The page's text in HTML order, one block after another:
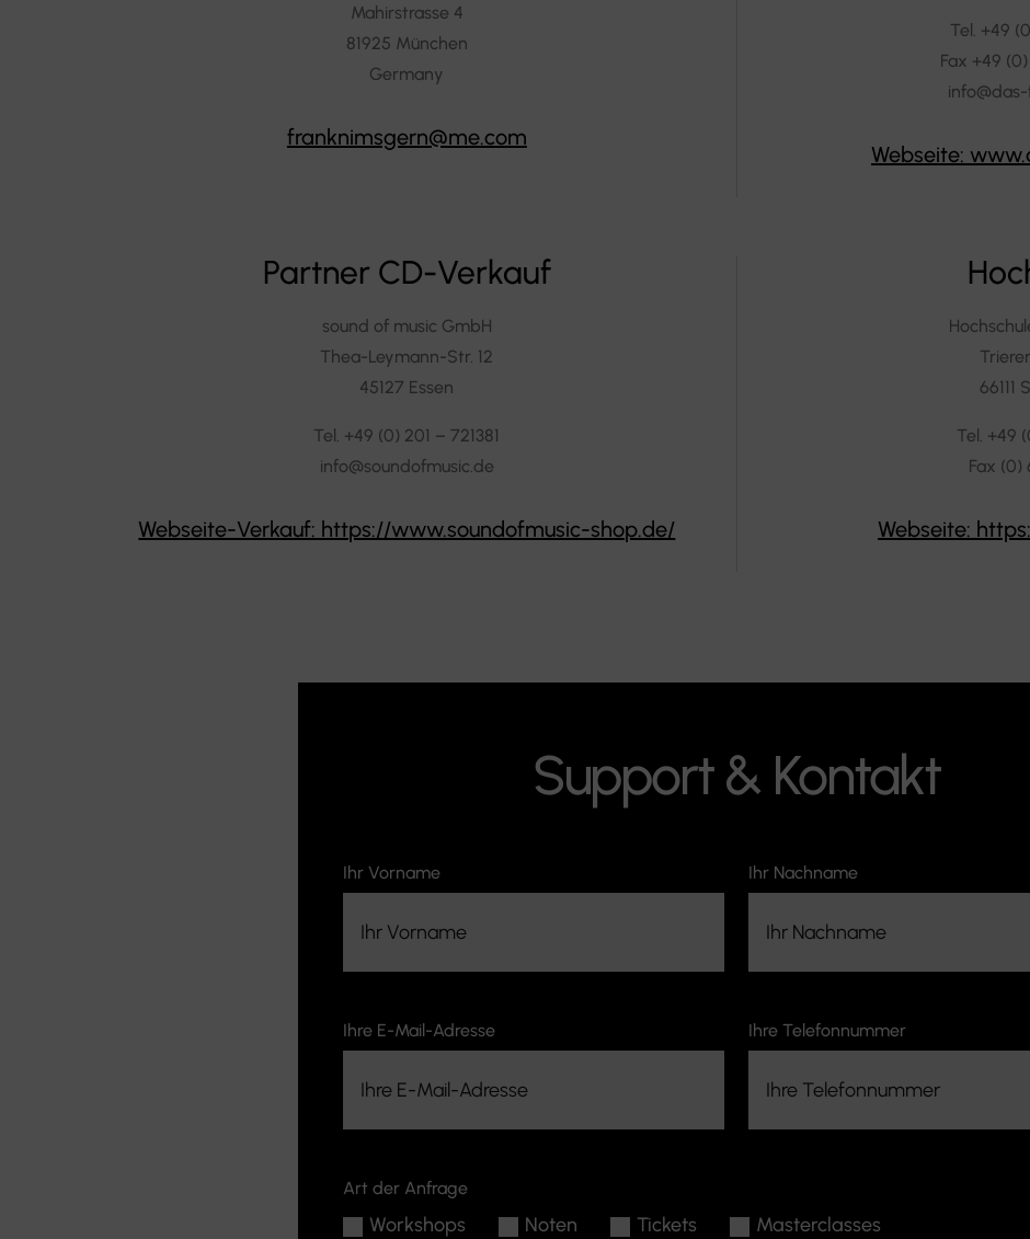
Mahirstrasse 4
81925 München
Germany
franknimsgern@me.com
Tel. +49
Fax +49
Webseite:
Partner CD-Verkauf
sound of music GmbH
Thea-Leymann-Str. 12
45127 Essen
Tel. +49 (0) 201 – 721381
info@soundofmusic.de
Webseite-Verkauf: https://www.soundofmusic-shop.de/
66111
Tel. +49
Fax (0)
Webseite:
Support & Kontakt
Ihr Vorname Ihr Nachname
Ihre E-Mail-Adresse Ihre Telefonnummer
Art der Anfrage
Workshops Noten Tickets
Masterclasses